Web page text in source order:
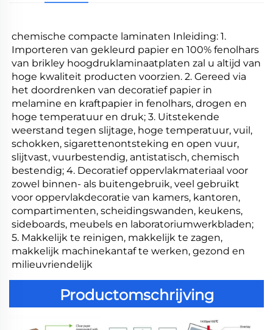
chemische compacte laminaten Inleiding: 1.
Importeren van gekleurd papier en 100% fenolhars
van brikley hoogdruklaminaatplaten zal u altijd van
hoge kwaliteit producten voorzien. 2. Gereed via
het doordrenken van decoratief papier in
melamine en kraftpapier in fenolhars, drogen en
hoge temperatuur en druk; 3. Uitstekende
weerstand tegen slijtage, hoge temperatuur, vuil,
schokken, sigarettenontsteking en open vuur,
slijtvast, vuurbestendig, antistatisch, chemisch
bestendig; 4. Decoratief oppervlakmateriaal voor
zowel binnen- als buitengebruik, veel gebruikt
voor oppervlakdecoratie van kamers, kantoren,
compartimenten, scheidingswanden, keukens,
sideboards, meubels en laboratoriumwerkbladen;
5. Makkelijk te reinigen, makkelijk te zagen,
makkelijk machinekantaf te werken, gezond en
milieuvriendelijk
Productomschrijving